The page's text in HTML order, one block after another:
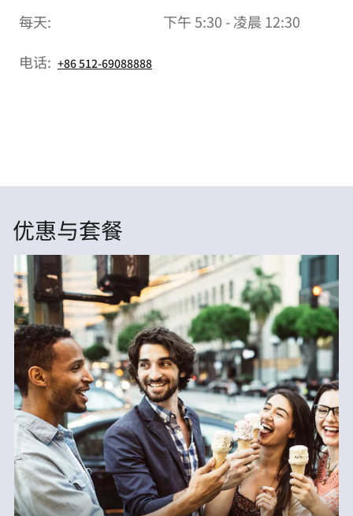
每天:
下午 5:30 - 凌晨 12:30
电话: +86 512-69088888
优惠与套餐